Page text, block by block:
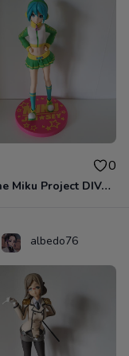
0
Hatsune Miku Project DIVA Arcade Future Tone SPM Figurine "Jersey" Japan Limited
albedo76